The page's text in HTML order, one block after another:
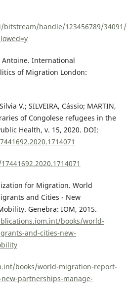
handle/123456789/34091/
Antoine. International
of Migration London:
V.; SILVEIRA, Cássio; MARTIN,
of Congolese refugees in the
Health, v. 15, 2020. DOI:
for Migration. World
and Cities - New
Genebra: IOM, 2015.
books/world-
and-cities-new-
books/world-migration-report-
partnerships-manage-